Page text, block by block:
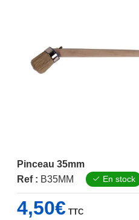
Pinceau 35mm
Ref : B35MM En stock
4,50€ TTC